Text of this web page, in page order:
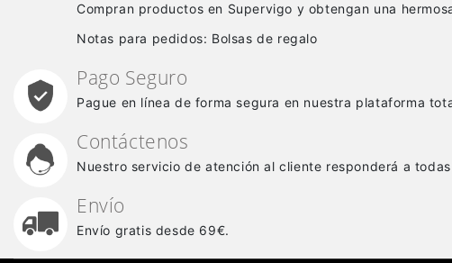
Compran productos en Supervigo y obtengan una
Notas para pedidos: Bolsas de regalo
Pago Seguro
Pague en línea de forma segura en nuestra plataforma
Contáctenos
Nuestro servicio de atención al cliente responderá a
Envío
Envío gratis desde 69€.